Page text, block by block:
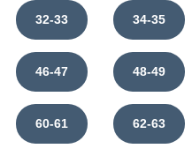
32-33 34-35
46-47 48-49
60-61 62-63